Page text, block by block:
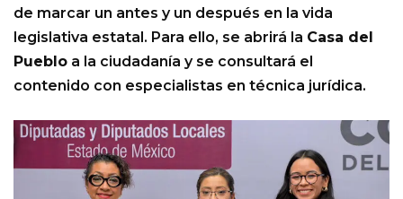
de marcar un antes y un después en la vida
legislativa estatal. Para ello, se abrirá la Casa del
Pueblo a la ciudadanía y se consultará el
contenido con especialistas en técnica jurídica.